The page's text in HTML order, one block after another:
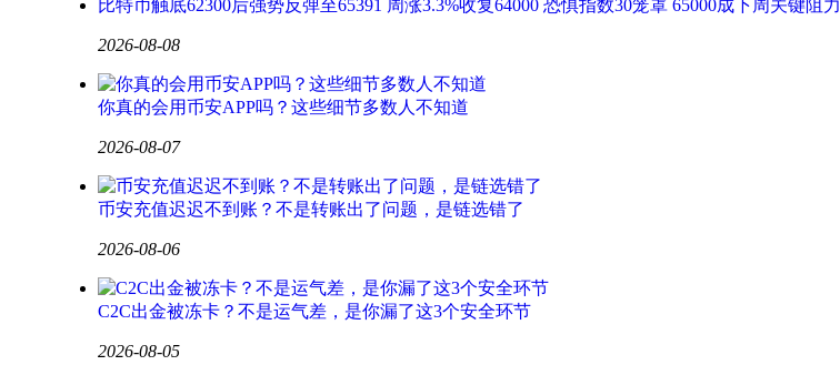
比特币触底62300后强势反弹至65391 周涨3.3%收复64000 恐惧指数30笼罩 65000成下周关键阻力
2026-08-08
你真的会用币安APP吗？这些细节多数人不知道
2026-08-07
币安充值迟迟不到账？不是转账出了问题，是链选错了
2026-08-06
C2C出金被冻卡？不是运气差，是你漏了这3个安全环节
2026-08-05